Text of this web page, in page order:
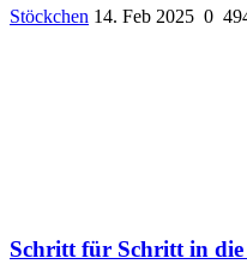
Stöckchen 14. Feb 2025 0
Schritt für Schritt in die